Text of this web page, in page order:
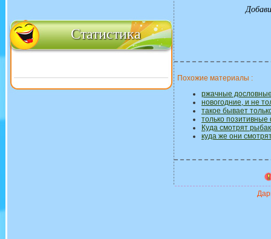
Статистика
Похожие материалы :
ржачные
новогодние, и не
такое бывает
только позитивные
Куда смотрят
куда же они